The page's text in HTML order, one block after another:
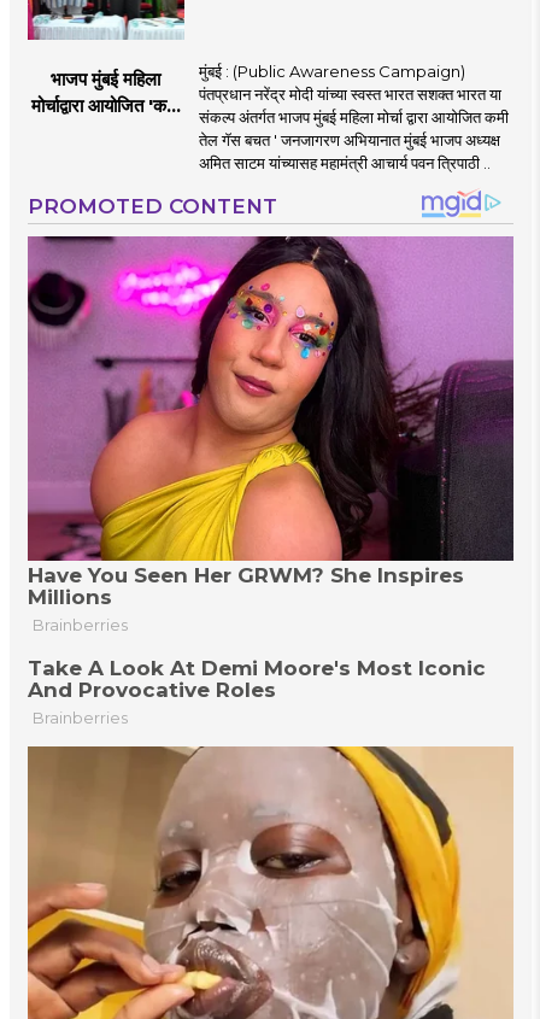
भाजप मुंबई महिला
मोर्चाद्वारा आयोजित 'कमी
मुंबई : (Public Awareness Campaign)
पंतप्रधान नरेंद्र मोदी यांच्या स्वस्त भारत सशक्त भारत या
संकल्प अंतर्गत भाजप मुंबई महिला मोर्चा द्वारा आयोजित कमी
तेल गॅस बचत ' जनजागरण अभियानात मुंबई भाजप अध्यक्ष
अमित साटम यांच्यासह महामंत्री आचार्य पवन त्रिपाठी ..